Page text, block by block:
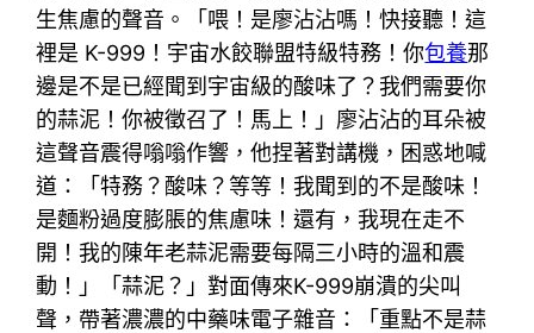
生焦慮的聲音。「喂！是廖沾沾嗎！快接聽！這
裡是 K-999！宇宙水餃聯盟特級特務！你包養那
邊是不是已經聞到宇宙級的酸味了？我們需要你
的蒜泥！你被徵召了！馬上！」廖沾沾的耳朵被
這聲音震得嗡嗡作響，他捏著對講機，困惑地喊
道：「特務？酸味？等等！我聞到的不是酸味！
是麵粉過度膨脹的焦慮味！還有，我現在走不
開！我的陳年老蒜泥需要每隔三小時的溫和震
動！」「蒜泥？」對面傳來K-999崩潰的尖叫
聲，帶著濃濃的中藥味電子雜音：「重點不是蒜